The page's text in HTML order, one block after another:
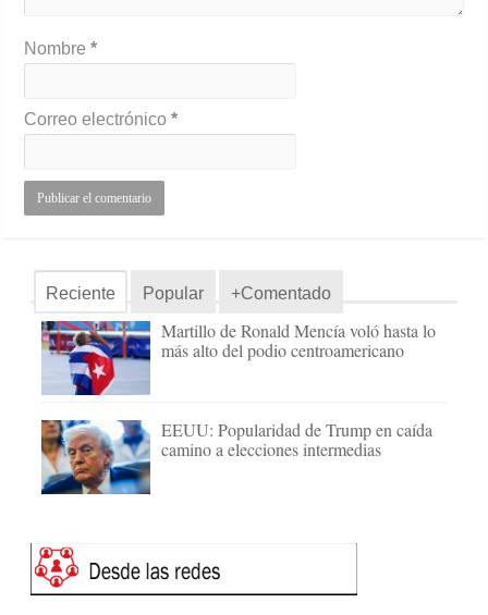
Nombre*
Correo electrónico*
Reciente Popular +Comentado
Martillo de Ronald Mencía voló hasta lo
más alto del podio centroamericano
EEUU: Popularidad de Trump en caída
camino a elecciones intermedias